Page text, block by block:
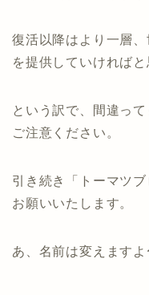
復活以降はより一層
を提供していければと
という訳で、間違っ
ご注意ください。
引き続き「トーマツ
お願いいたします。
あ、名前は変えますよ